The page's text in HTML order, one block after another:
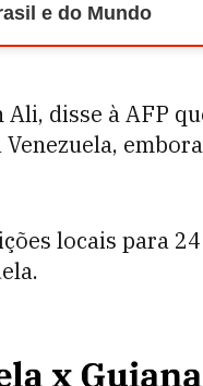
e do Mundo
disse à AFP
locais para